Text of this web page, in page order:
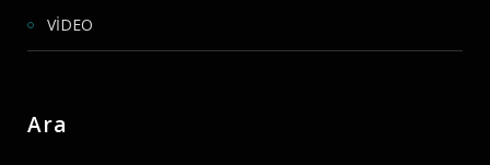
VİDEO
Ara